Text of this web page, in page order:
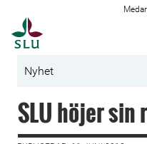
Nyhet
SLU höjer sin